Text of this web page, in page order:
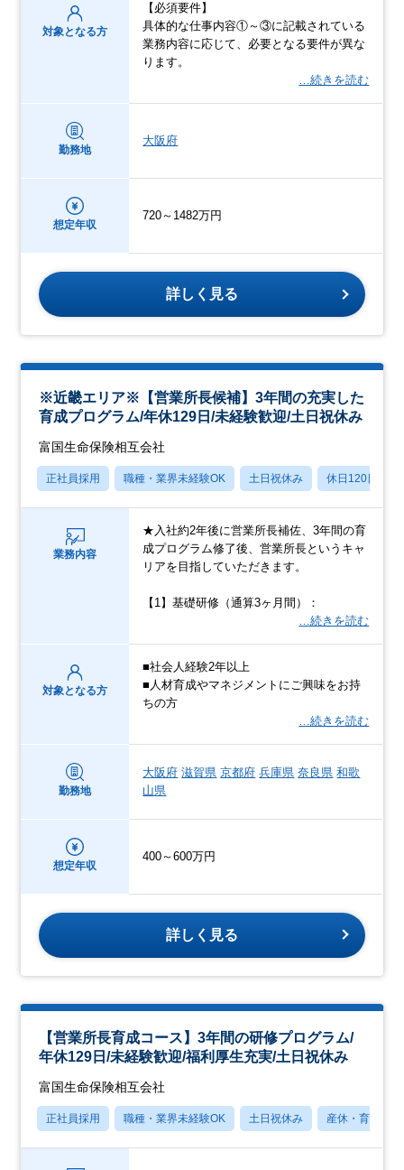
対象となる方
【必須要件】
具体的な仕事内容①～③に記載されている
業務内容に応じて、必要となる要件が異な
ります。
…続きを読む
勤務地
大阪府
想定年収
720～1482万円
詳しく見る
※近畿エリア※【営業所長候補】3年間の充実した
育成プログラム/年休129日/未経験歓迎/土日祝休み
富国生命保険相互会社
正社員採用 職種・業界未経験OK 土日祝休み 休日120日以上
業務内容
★入社約2年後に営業所長補佐、3年間の育
成プログラム修了後、営業所長というキャ
リアを目指していただきます。
【1】基礎研修（通算3ヶ月間）：
…続きを読む
対象となる方
■社会人経験2年以上
■人材育成やマネジメントにご興味をお持
ちの方
…続きを読む
勤務地
大阪府 滋賀県 京都府 兵庫県 奈良県 和歌
山県
想定年収
400～600万円
詳しく見る
【営業所長育成コース】3年間の研修プログラム/
年休129日/未経験歓迎/福利厚生充実/土日祝休み
富国生命保険相互会社
正社員採用 職種・業界未経験OK 土日祝休み 産休・育休あり